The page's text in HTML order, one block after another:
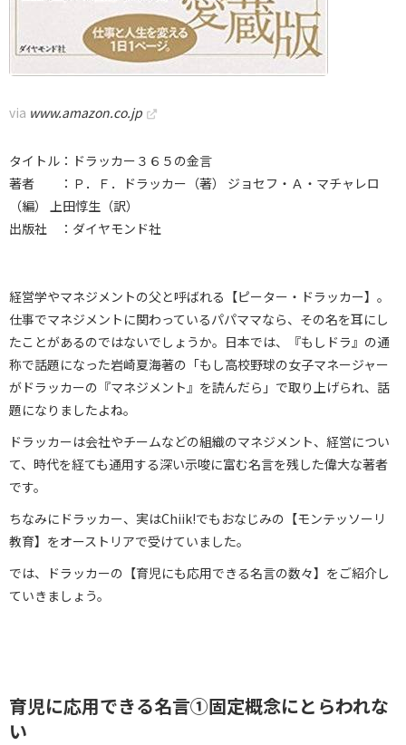
via www.amazon.co.jp
タイトル：ドラッカー３６５の金言
著者 ：Ｐ．Ｆ．ドラッカー（著） ジョセフ・Ａ・マチャレロ
（編） 上田惇生（訳）
出版社 ：ダイヤモンド社
経営学やマネジメントの父と呼ばれる【ピーター・ドラッカー】。
仕事でマネジメントに関わっているパパママなら、その名を耳にし
たことがあるのではないでしょうか。日本では、『もしドラ』の通
称で話題になった岩崎夏海著の「もし高校野球の女子マネージャー
がドラッカーの『マネジメント』を読んだら」で取り上げられ、話
題になりましたよね。
ドラッカーは会社やチームなどの組織のマネジメント、経営につい
て、時代を経ても通用する深い示唆に富む名言を残した偉大な著者
です。
ちなみにドラッカー、実はChiik!でもおなじみの【モンテッソーリ
教育】をオーストリアで受けていました。
では、ドラッカーの【育児にも応用できる名言の数々】をご紹介し
ていきましょう。
育児に応用できる名言①固定概念にとらわれな
い